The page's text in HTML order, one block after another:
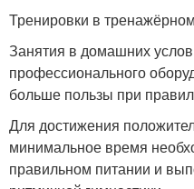
Тренировки в
Занятия в домашних
профессионального
больше пользы при
Для достижения
минимальное время
правильном питании и